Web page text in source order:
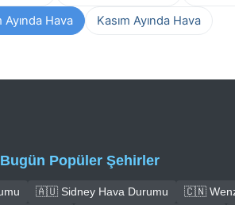
Ayında Hava
Kasım Ayında Hava
Bugün Popüler Şehirler
🇦🇺 Sidney Hava Durumu 🇨🇳